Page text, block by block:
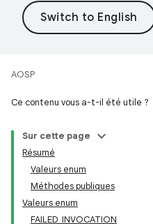
AOSP
Ce contenu vous a-t-il été utile ?
Sur cette page
Résumé
Valeurs enum
Méthodes publiques
Valeurs enum
FAILED_INVOCATION